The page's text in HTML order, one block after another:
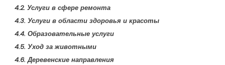
4.2. Услуги в сфере ремонта
4.3. Услуги в области здоровья и красоты
4.4. Образовательные услуги
4.5. Уход за животными
4.6. Деревенские направления